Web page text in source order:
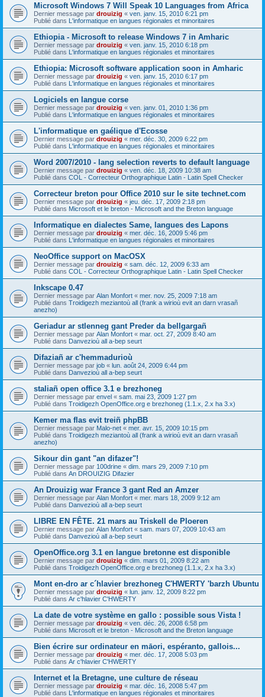
Microsoft Windows 7 Will Speak 10 Languages from Africa
Dernier message par drouizig « ven. janv. 15, 2010 6:21 pm
Publié dans L'informatique en langues régionales et minoritaires
Ethiopia - Microsoft to release Windows 7 in Amharic
Dernier message par drouizig « ven. janv. 15, 2010 6:18 pm
Publié dans L'informatique en langues régionales et minoritaires
Ethiopia: Microsoft software application soon in Amharic
Dernier message par drouizig « ven. janv. 15, 2010 6:17 pm
Publié dans L'informatique en langues régionales et minoritaires
Logiciels en langue corse
Dernier message par drouizig « ven. janv. 01, 2010 1:36 pm
Publié dans L'informatique en langues régionales et minoritaires
L'informatique en gaélique d'Ecosse
Dernier message par drouizig « mer. déc. 30, 2009 6:22 pm
Publié dans L'informatique en langues régionales et minoritaires
Word 2007/2010 - lang selection reverts to default language
Dernier message par drouizig « ven. déc. 18, 2009 10:38 am
Publié dans COL - Correcteur Orthographique Latin - Latin Spell Checker
Correcteur breton pour Office 2010 sur le site technet.com
Dernier message par drouizig « jeu. déc. 17, 2009 2:18 pm
Publié dans Microsoft et le breton - Microsoft and the Breton language
Informatique en dialectes Same, langues des Lapons
Dernier message par drouizig « mer. déc. 16, 2009 5:46 pm
Publié dans L'informatique en langues régionales et minoritaires
NeoOffice support on MacOSX
Dernier message par drouizig « sam. déc. 12, 2009 6:33 am
Publié dans COL - Correcteur Orthographique Latin - Latin Spell Checker
Inkscape 0.47
Dernier message par Alan Monfort « mer. nov. 25, 2009 7:18 am
Publié dans Troidigezh meziantoù all (frank a wirioù evit an darn vrasañ
anezho)
Geriadur ar stlenneg gant Preder da bellgargañ
Dernier message par Alan Monfort « mar. oct. 27, 2009 8:40 am
Publié dans Danvezioù all a-bep seurt
Difaziañ ar c'hemmadurioù
Dernier message par job « lun. août 24, 2009 6:44 pm
Publié dans Danvezioù all a-bep seurt
staliañ open office 3.1 e brezhoneg
Dernier message par envel « sam. mai 23, 2009 1:27 pm
Publié dans Troidigezh OpenOffice.org e brezhoneg (1.1.x, 2.x ha 3.x)
Kemer ma flas evit treiñ phpBB
Dernier message par Malo-net « mer. avr. 15, 2009 10:15 pm
Publié dans Troidigezh meziantoù all (frank a wirioù evit an darn vrasañ
anezho)
Sikour din gant "an difazer"!
Dernier message par 100drine « dim. mars 29, 2009 7:10 pm
Publié dans An DROUIZIG Difazier
An Drouizig war France 3 gant Red an Amzer
Dernier message par Alan Monfort « mer. mars 18, 2009 9:12 am
Publié dans Danvezioù all a-bep seurt
LIBRE EN FÊTE. 21 mars au Triskell de Ploeren
Dernier message par Alan Monfort « sam. mars 07, 2009 10:43 am
Publié dans Danvezioù all a-bep seurt
OpenOffice.org 3.1 en langue bretonne est disponible
Dernier message par drouizig « dim. mars 01, 2009 8:22 am
Publié dans Troidigezh OpenOffice.org e brezhoneg (1.1.x, 2.x ha 3.x)
Mont en-dro ar c´hlavier brezhoneg C'HWERTY 'barzh Ubuntu
Dernier message par drouizig « lun. janv. 12, 2009 8:22 pm
Publié dans Ar c'hlavier C'HWERTY
La date de votre système en gallo : possible sous Vista !
Dernier message par drouizig « ven. déc. 26, 2008 6:58 pm
Publié dans Microsoft et le breton - Microsoft and the Breton language
Bien écrire sur ordinateur en māori, espéranto, gallois...
Dernier message par drouizig « mer. déc. 17, 2008 5:03 pm
Publié dans Ar c'hlavier C'HWERTY
Internet et la Bretagne, une culture de réseau
Dernier message par drouizig « mar. déc. 16, 2008 5:47 pm
Publié dans L'informatique en langues régionales et minoritaires